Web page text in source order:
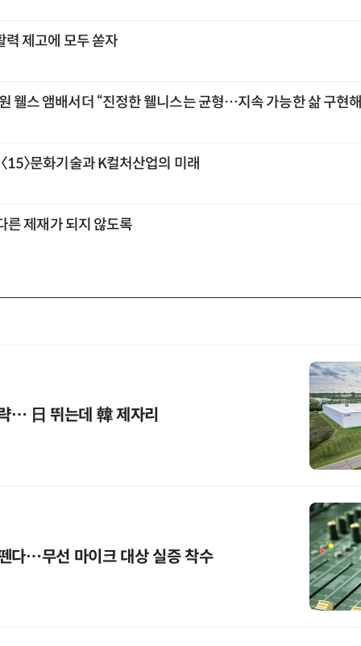
력 제고에 모두 쏟자
웰스 앰배서더 “진정한 웰니스는 균형…지속 가능한 삶 구현
15〉문화기술과 K컬처산업의 미래
른 제재가 되지 않도록
… 日 뛰는데 韓 제자리
다…무선 마이크 대상 실증 착수